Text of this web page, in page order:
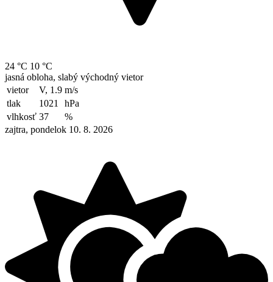
24 °C 10 °C
jasná obloha, slabý východný vietor
vietor
V, 1.9 m/s
tlak
1021
hPa
vlhkosť 37
%
zajtra, pondelok 10. 8. 2026